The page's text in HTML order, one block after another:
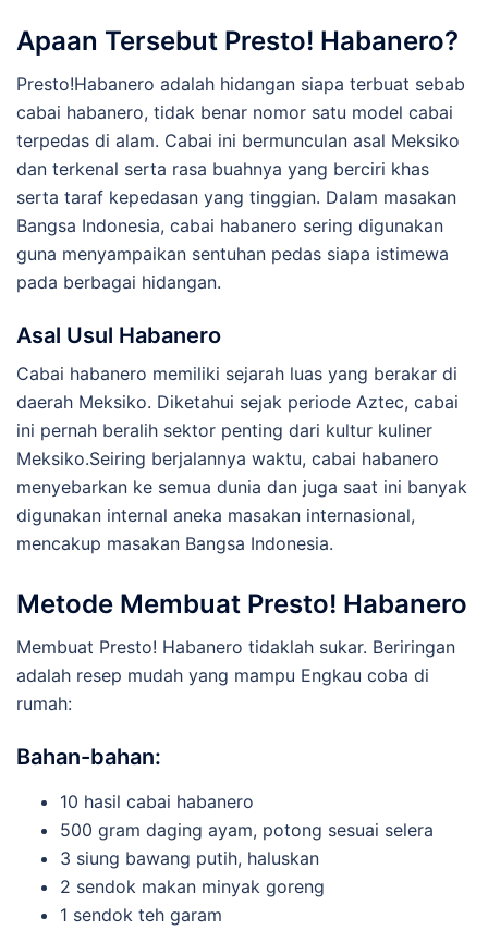
Apaan Tersebut Presto! Habanero?
Presto!Habanero adalah hidangan siapa terbuat sebab
cabai habanero, tidak benar nomor satu model cabai
terpedas di alam. Cabai ini bermunculan asal Meksiko
dan terkenal serta rasa buahnya yang berciri khas
serta taraf kepedasan yang tinggian. Dalam masakan
Bangsa Indonesia, cabai habanero sering digunakan
guna menyampaikan sentuhan pedas siapa istimewa
pada berbagai hidangan.
Asal Usul Habanero
Cabai habanero memiliki sejarah luas yang berakar di
daerah Meksiko. Diketahui sejak periode Aztec, cabai
ini pernah beralih sektor penting dari kultur kuliner
Meksiko.Seiring berjalannya waktu, cabai habanero
menyebarkan ke semua dunia dan juga saat ini banyak
digunakan internal aneka masakan internasional,
mencakup masakan Bangsa Indonesia.
Metode Membuat Presto! Habanero
Membuat Presto! Habanero tidaklah sukar. Beriringan
adalah resep mudah yang mampu Engkau coba di
rumah:
Bahan-bahan:
10 hasil cabai habanero
500 gram daging ayam, potong sesuai selera
3 siung bawang putih, haluskan
2 sendok makan minyak goreng
1 sendok teh garam